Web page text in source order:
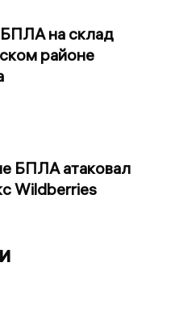
БПЛА на склад
районе
БПЛА атаковал
Wildberries